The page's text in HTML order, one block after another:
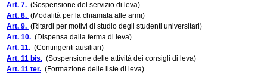
Art. 7. (Sospensione del servizio di leva)
Art. 8. (Modalità per la chiamata alle armi)
Art. 9. (Ritardi per motivi di studio degli studenti universitari)
Art. 10. (Dispensa dalla ferma di leva)
Art. 11. (Contingenti ausiliari)
Art. 11 bis. (Sospensione delle attività dei consigli di leva)
Art. 11 ter. (Formazione delle liste di leva)